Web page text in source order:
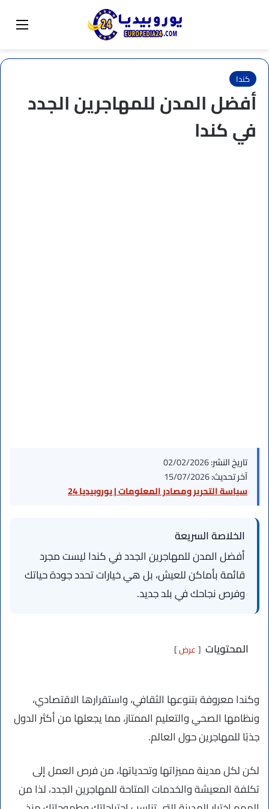
تبديل المظهر
كندا
أفضل المدن للمهاجرين الجدد
في كندا
تاريخ النشر:02/02/2026
آخر تحديث:15/07/2026
سياسة التحرير ومصادر المعلومات | يوروبيديا 24
الخلاصة السريعة
أفضل المدن للمهاجرين الجدد في كندا ليست مجرد
قائمة بأماكن للعيش، بل هي خيارات تحدد جودة حياتك
وفرص نجاحك في بلد جديد.
المحتويات عرض
وكندا معروفة بتنوعها الثقافي، واستقرارها الاقتصادي،
ونظامها الصحي والتعليم الممتاز، مما يجعلها من أكثر الدول
جذبًا للمهاجرين حول العالم.
لكن لكل مدينة مميزاتها وتحدياتها، من فرص العمل إلى
تكلفة المعيشة والخدمات المتاحة للمهاجرين الجدد، لذا من